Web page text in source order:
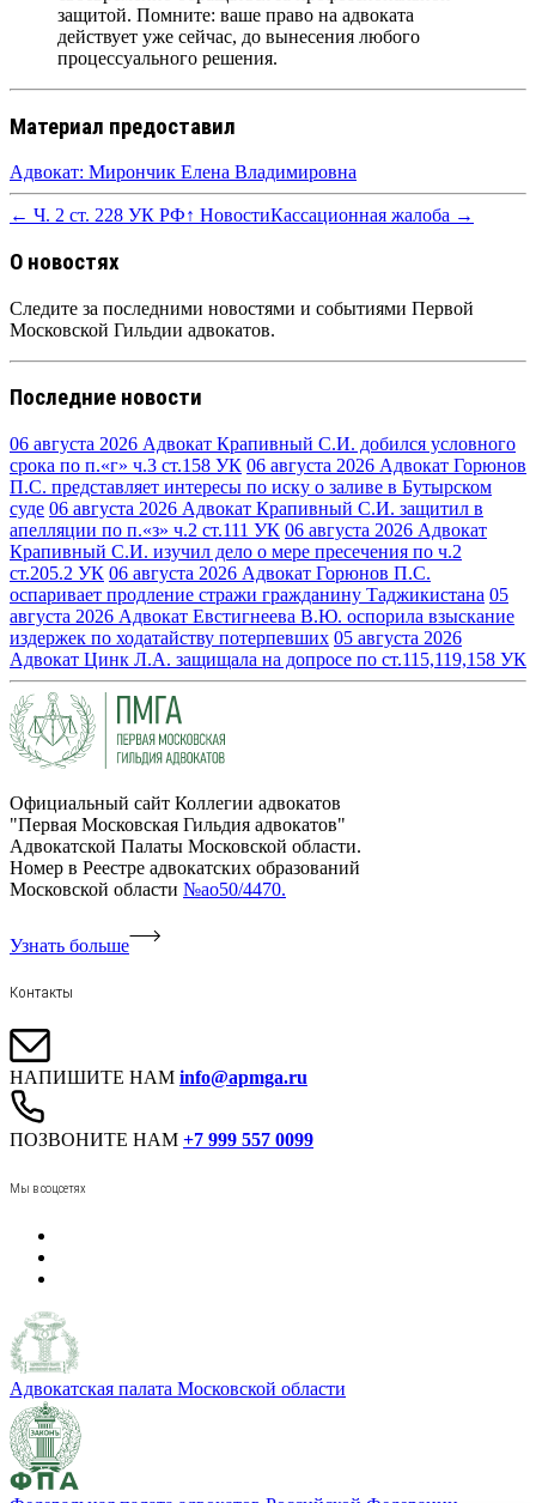
защитой. Помните: ваше право на адвоката
действует уже сейчас, до вынесения любого
процессуального решения.
Материал предоставил
Адвокат: Мирончик Елена Владимировна
← Ч. 2 ст. 228 УК РФ↑ НовостиКассационная жалоба →
О новостях
Следите за последними новостями и событиями Первой
Московской Гильдии адвокатов.
Последние новости
06 августа 2026 Адвокат Крапивный С.И. добился условного
срока по п.«г» ч.3 ст.158 УК 06 августа 2026 Адвокат Горюнов
П.С. представляет интересы по иску о заливе в Бутырском
суде 06 августа 2026 Адвокат Крапивный С.И. защитил в
апелляции по п.«з» ч.2 ст.111 УК 06 августа 2026 Адвокат
Крапивный С.И. изучил дело о мере пресечения по ч.2
ст.205.2 УК 06 августа 2026 Адвокат Горюнов П.С.
оспаривает продление стражи гражданину Таджикистана 05
августа 2026 Адвокат Евстигнеева В.Ю. оспорила взыскание
издержек по ходатайству потерпевших 05 августа 2026
Адвокат Цинк Л.А. защищала на допросе по ст.115,119,158 УК
Официальный сайт Коллегии адвокатов
"Первая Московская Гильдия адвокатов"
Адвокатской Палаты Московской области.
Номер в Реестре адвокатских образований
Московской области №ао50/4470.
Узнать больше
Контакты
НАПИШИТЕ НАМ info@apmga.ru
ПОЗВОНИТЕ НАМ +7 999 557 0099
Мы в соцсетях
Адвокатская палата Московской области